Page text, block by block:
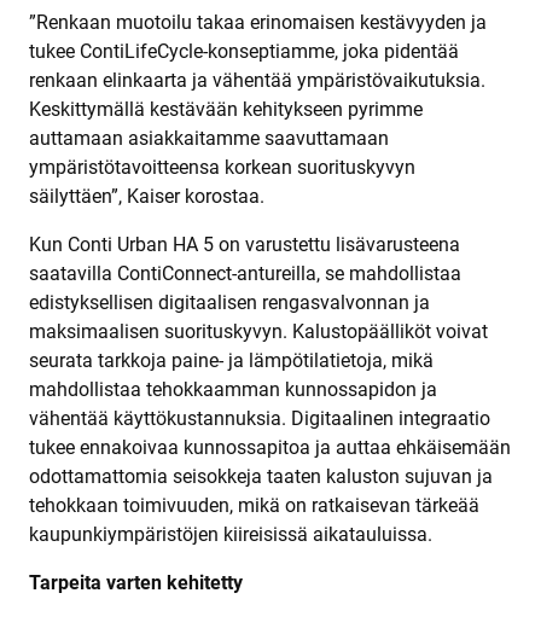
”Renkaan muotoilu takaa erinomaisen kestävyyden ja
tukee ContiLifeCycle-konseptiamme, joka pidentää
renkaan elinkaarta ja vähentää ympäristövaikutuksia.
Keskittymällä kestävään kehitykseen pyrimme
auttamaan asiakkaitamme saavuttamaan
ympäristötavoitteensa korkean suorituskyvyn
säilyttäen”, Kaiser korostaa.
Kun Conti Urban HA 5 on varustettu lisävarusteena
saatavilla ContiConnect-antureilla, se mahdollistaa
edistyksellisen digitaalisen rengasvalvonnan ja
maksimaalisen suorituskyvyn. Kalustopäälliköt voivat
seurata tarkkoja paine- ja lämpötilatietoja, mikä
mahdollistaa tehokkaamman kunnossapidon ja
vähentää käyttökustannuksia. Digitaalinen integraatio
tukee ennakoivaa kunnossapitoa ja auttaa ehkäisemään
odottamattomia seisokkeja taaten kaluston sujuvan ja
tehokkaan toimivuuden, mikä on ratkaisevan tärkeää
kaupunkiympäristöjen kiireisissä aikatauluissa.
Tarpeita varten kehitetty